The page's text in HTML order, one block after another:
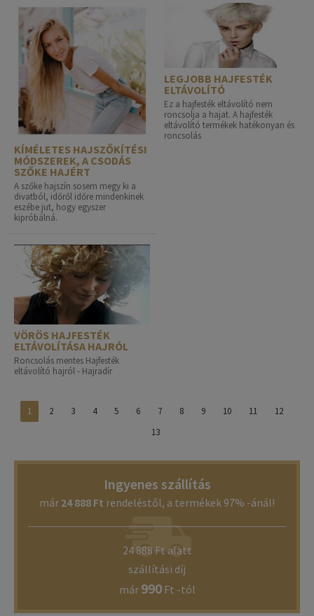
KÍMÉLETES HAJSZŐKÍTÉSI
MÓDSZEREK, A CSODÁS
SZŐKE HAJÉRT
A szőke hajszín sosem megy ki a
divatból, időről időre mindenkinek
eszébe jut, hogy egyszer
kipróbálná.
LEGJOBB HAJFESTÉK
ELTÁVOLÍTÓ
Ez a hajfesték eltávolító nem
roncsolja a hajat. A hajfesték
eltávolító termékek hatékonyan és
roncsolás
VÖRÖS HAJFESTÉK
ELTÁVOLÍTÁSA HAJRÓL
Roncsolás mentes Hajfesték
eltávolító hajról - Hajradír
1 2 3 4 5 6 7 8 9 10 11
12
13
Ingyenes szállítás
már 24 888 Ft rendeléstől, a termékek 97% -ánál!
24 888 Ft alatt
szállítási díj
már 990Ft -tól